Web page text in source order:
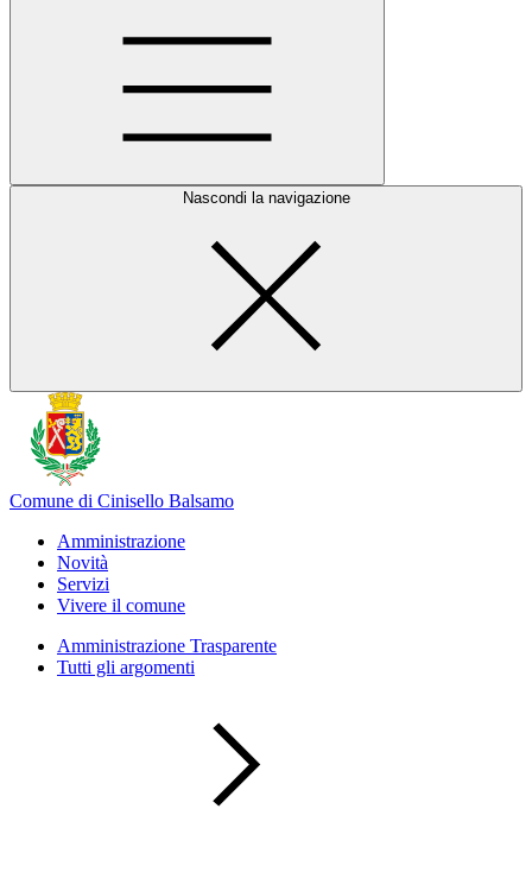
Nascondi la navigazione
Comune di Cinisello Balsamo
Amministrazione
Novità
Servizi
Vivere il comune
Amministrazione Trasparente
Tutti gli argomenti